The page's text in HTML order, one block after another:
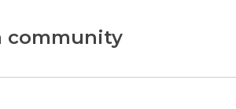
community